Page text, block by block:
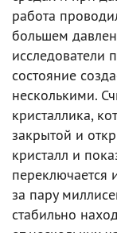
работа
большем
исследователи
состояние
несколькими.
кристаллика,
закрытой и
кристалл и
переключается
за пару
стабильно